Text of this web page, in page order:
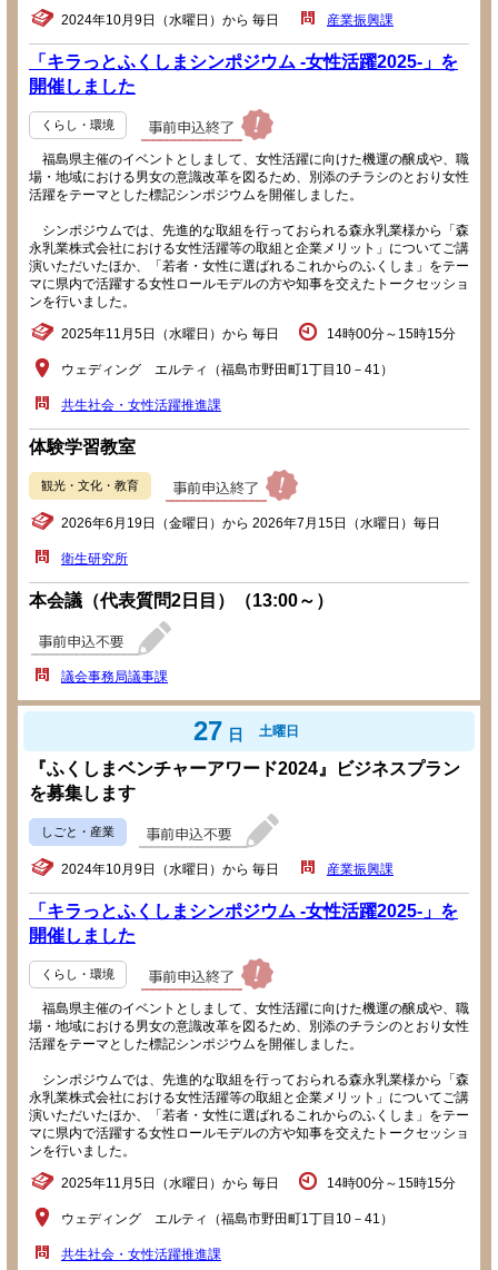
2024年10月9日（水曜日）から 毎日 産業振興課
「キラっとふくしまシンポジウム -女性活躍2025-」を
開催しました
くらし・環境
福島県主催のイベントとしまして、女性活躍に向けた機運の醸成や、職
場・地域における男女の意識改革を図るため、別添のチラシのとおり女性
活躍をテーマとした標記シンポジウムを開催しました。
シンポジウムでは、先進的な取組を行っておられる森永乳業様から「森
永乳業株式会社における女性活躍等の取組と企業メリット」についてご講
演いただいたほか、「若者・女性に選ばれるこれからのふくしま」をテー
マに県内で活躍する女性ロールモデルの方や知事を交えたトークセッショ
ンを行いました。
2025年11月5日（水曜日）から 毎日 14時00分～15時15分
ウェディング エルティ（福島市野田町1丁目10－41）
共生社会・女性活躍推進課
体験学習教室
観光・文化・教育
2026年6月19日（金曜日）から 2026年7月15日（水曜日）毎日
衛生研究所
本会議（代表質問2日目）（13:00～）
議会事務局議事課
27 日 土曜日
『ふくしまベンチャーアワード2024』ビジネスプラン
を募集します
しごと・産業
2024年10月9日（水曜日）から 毎日 産業振興課
「キラっとふくしまシンポジウム -女性活躍2025-」を
開催しました
くらし・環境
福島県主催のイベントとしまして、女性活躍に向けた機運の醸成や、職
場・地域における男女の意識改革を図るため、別添のチラシのとおり女性
活躍をテーマとした標記シンポジウムを開催しました。
シンポジウムでは、先進的な取組を行っておられる森永乳業様から「森
永乳業株式会社における女性活躍等の取組と企業メリット」についてご講
演いただいたほか、「若者・女性に選ばれるこれからのふくしま」をテー
マに県内で活躍する女性ロールモデルの方や知事を交えたトークセッショ
ンを行いました。
2025年11月5日（水曜日）から 毎日 14時00分～15時15分
ウェディング エルティ（福島市野田町1丁目10－41）
共生社会・女性活躍推進課